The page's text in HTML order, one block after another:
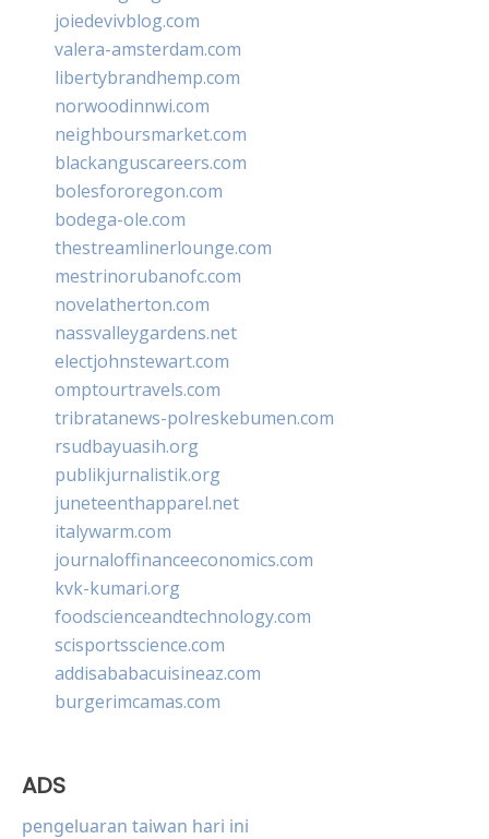
joiedevivblog.com
valera-amsterdam.com
libertybrandhemp.com
norwoodinnwi.com
neighboursmarket.com
blackanguscareers.com
bolesfororegon.com
bodega-ole.com
thestreamlinerlounge.com
mestrinorubanofc.com
novelatherton.com
nassvalleygardens.net
electjohnstewart.com
omptourtravels.com
tribratanews-polreskebumen.com
rsudbayuasih.org
publikjurnalistik.org
juneteenthapparel.net
italywarm.com
journaloffinanceeconomics.com
kvk-kumari.org
foodscienceandtechnology.com
scisportsscience.com
addisababacuisineaz.com
burgerimcamas.com
ADS
pengeluaran taiwan hari ini